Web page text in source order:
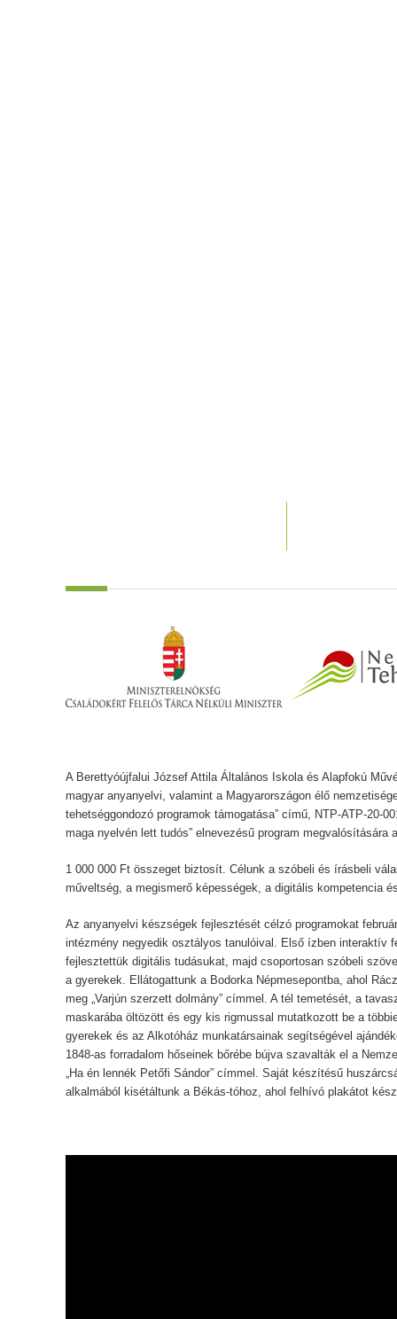
A Berettyóújfalui József Attila Általános Iskola és Alapfokú
magyar anyanyelvi, valamint a Magyarországon élő
tehetséggondozó programok támogatása” című, NTP-ATP-20-
maga nyelvén lett tudós” elnevezésű program
1 000 000 Ft összeget biztosít. Célunk a szóbeli és írásbeli
műveltség, a megismerő képességek, a digitális kompetencia
Az anyanyelvi készségek fejlesztését célzó programokat
intézmény negyedik osztályos tanulóival. Első ízben interaktív
fejlesztettük digitális tudásukat, majd csoportosan szóbeli
a gyerekek. Ellátogattunk a Bodorka Népmesepontba, ahol
meg „Varjún szerzett dolmány” címmel. A tél temetését, a
maskarába öltözött és egy kis rigmussal mutatkozott be a
gyerekek és az Alkotóház munkatársainak segítségével
1848-as forradalom hőseinek bőrébe bújva szavalták el a
„Ha én lennék Petőfi Sándor” címmel. Saját készítésű
alkalmából kisétáltunk a Békás-tóhoz, ahol felhívó plakátot